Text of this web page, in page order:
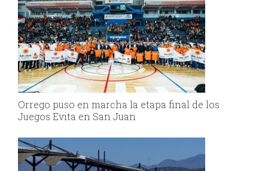
Orrego puso en marcha la etapa final de los
Juegos Evita en San Juan